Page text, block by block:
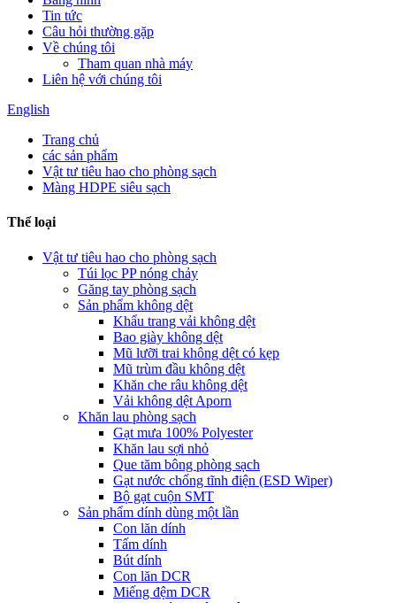
Tin tức
Câu hỏi thường gặp
Về chúng tôi
Tham quan nhà máy
Liên hệ với chúng tôi
English
Trang chủ
các sản phẩm
Vật tư tiêu hao cho phòng sạch
Màng HDPE siêu sạch
Thể loại
Vật tư tiêu hao cho phòng sạch
Túi lọc PP nóng chảy
Găng tay phòng sạch
Sản phẩm không dệt
Khẩu trang vải không dệt
Bao giày không dệt
Mũ lưỡi trai không dệt có kẹp
Mũ trùm đầu không dệt
Khăn che râu không dệt
Vải không dệt Aporn
Khăn lau phòng sạch
Gạt mưa 100% Polyester
Khăn lau sợi nhỏ
Que tăm bông phòng sạch
Gạt nước chống tĩnh điện (ESD Wiper)
Bộ gạt cuộn SMT
Sản phẩm dính dùng một lần
Con lăn dính
Tấm dính
Bút dính
Con lăn DCR
Miếng đệm DCR